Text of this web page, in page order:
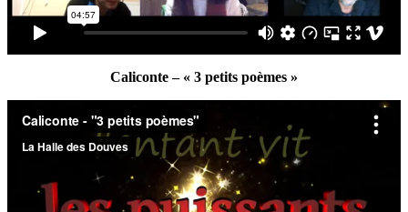
Caliconte – « 3 petits poèmes »